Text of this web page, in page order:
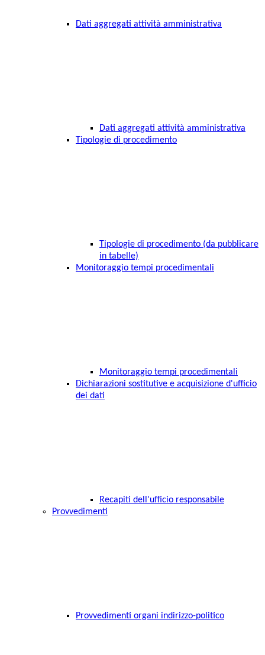
Dati aggregati attività amministrativa
Dati aggregati attività amministrativa
Tipologie di procedimento
Tipologie di procedimento (da pubblicare
in tabelle)
Monitoraggio tempi procedimentali
Monitoraggio tempi procedimentali
Dichiarazioni sostitutive e acquisizione d'ufficio
dei dati
Recapiti dell'ufficio responsabile
Provvedimenti
Provvedimenti organi indirizzo-politico